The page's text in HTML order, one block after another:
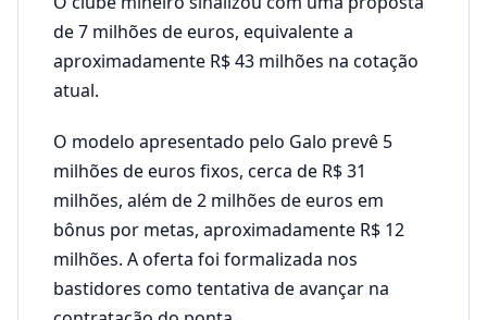
de 7 milhões de euros, equivalente a
aproximadamente R$ 43 milhões na cotação
atual.
O modelo apresentado pelo Galo prevê 5
milhões de euros fixos, cerca de R$ 31
milhões, além de 2 milhões de euros em
bônus por metas, aproximadamente R$ 12
milhões. A oferta foi formalizada nos
bastidores como tentativa de avançar na